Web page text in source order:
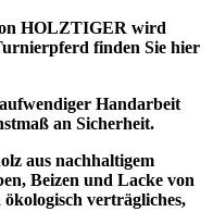
HOLZTIGER wird
finden Sie hier
Handarbeit
an Sicherheit.
aus nachhaltigem
Beizen und Lacke von
verträgliches,